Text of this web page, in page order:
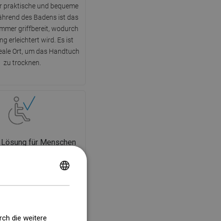
praktische und bequeme
des Badens ist das
griffbereit, wodurch
erleichtert wird. Es ist
Ort, um das Handtuch
zu trocknen.
für Menschen
Duschwand ist die ideale
eliminiert, Schwellen
die weitere